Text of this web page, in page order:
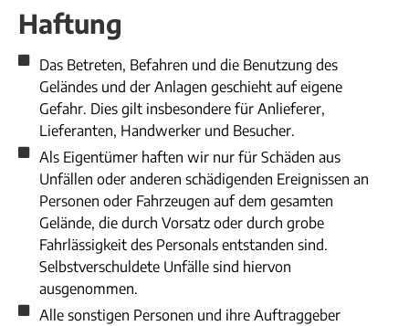
Haftung
Das Betreten, Befahren und die Benutzung des
Geländes und der Anlagen geschieht auf eigene
Gefahr. Dies gilt insbesondere für Anlieferer,
Lieferanten, Handwerker und Besucher.
Als Eigentümer haften wir nur für Schäden aus
Unfällen oder anderen schädigenden Ereignissen an
Personen oder Fahrzeugen auf dem gesamten
Gelände, die durch Vorsatz oder durch grobe
Fahrlässigkeit des Personals entstanden sind.
Selbstverschuldete Unfälle sind hiervon
ausgenommen.
Alle sonstigen Personen und ihre Auftraggeber